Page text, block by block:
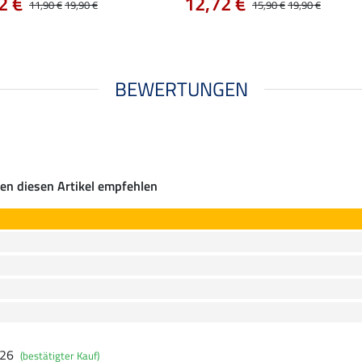
11,90 €19,90 € 15,90 €19,90 €
BEWERTUNGEN
diesen Artikel empfehlen
(bestätigter Kauf)